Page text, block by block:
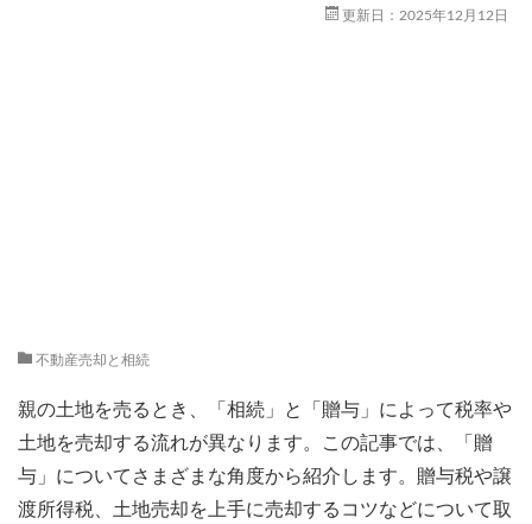
更新日：2025年12月12日
不動産売却と相続
親の土地を売るとき、「相続」と「贈与」によって税率や
土地を売却する流れが異なります。この記事では、「贈
与」についてさまざまな角度から紹介します。贈与税や譲
渡所得税、土地売却を上手に売却するコツなどについて取